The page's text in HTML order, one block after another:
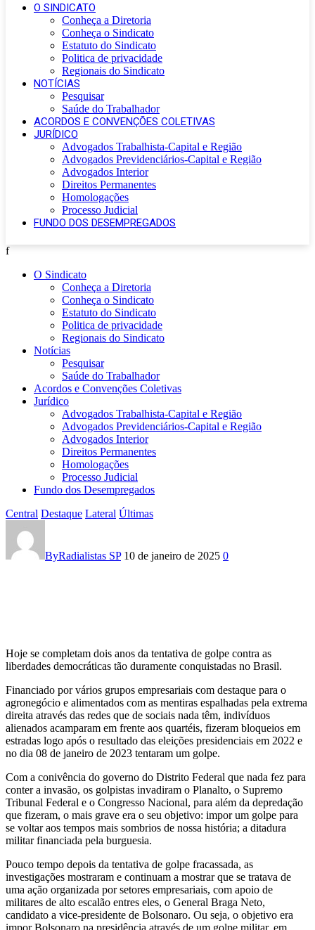
O SINDICATO
Conheça a Diretoria
Conheça o Sindicato
Estatuto do Sindicato
Politica de privacidade
Regionais do Sindicato
NOTÍCIAS
Pesquisar
Saúde do Trabalhador
ACORDOS E CONVENÇÕES COLETIVAS
JURÍDICO
Advogados Trabalhista-Capital e Região
Advogados Previdenciários-Capital e Região
Advogados Interior
Direitos Permanentes
Homologações
Processo Judicial
FUNDO DOS DESEMPREGADOS
f
O Sindicato
Conheça a Diretoria
Conheça o Sindicato
Estatuto do Sindicato
Politica de privacidade
Regionais do Sindicato
Notícias
Pesquisar
Saúde do Trabalhador
Acordos e Convenções Coletivas
Jurídico
Advogados Trabalhista-Capital e Região
Advogados Previdenciários-Capital e Região
Advogados Interior
Direitos Permanentes
Homologações
Processo Judicial
Fundo dos Desempregados
Central Destaque Lateral Últimas
08
DE
NÃO
SE
ESQUECER,
PUNIR
PARA
NÃO
SE
REPETIR
ByRadialistas SP 10 de janeiro de 2025 0
Hoje se completam dois anos da tentativa de golpe contra as
liberdades democráticas tão duramente conquistadas no Brasil.
Financiado por vários grupos empresariais com destaque para o
agronegócio e alimentados com as mentiras espalhadas pela extrema
direita através das redes que de sociais nada têm, indivíduos
alienados acamparam em frente aos quartéis, fizeram bloqueios em
estradas logo após o resultado das eleições presidenciais em 2022 e
no dia 08 de janeiro de 2023 tentaram um golpe.
Com a conivência do governo do Distrito Federal que nada fez para
conter a invasão, os golpistas invadiram o Planalto, o Supremo
Tribunal Federal e o Congresso Nacional, para além da depredação
que fizeram, o mais grave era o seu objetivo: impor um golpe para
se voltar aos tempos mais sombrios de nossa história; a ditadura
militar financiada pela burguesia.
Pouco tempo depois da tentativa de golpe fracassada, as
investigações mostraram e continuam a mostrar que se tratava de
uma ação organizada por setores empresariais, com apoio de
militares de alto escalão entres eles, o General Braga Neto,
candidato a vice-presidente de Bolsonaro. Ou seja, o objetivo era